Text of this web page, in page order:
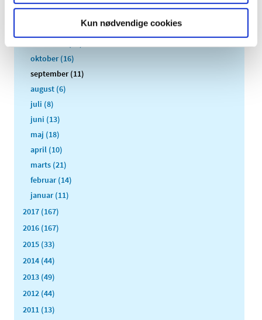
Kun nødvendige cookies
2018 (150)
oktober (16)
september (11)
august (6)
juli (8)
juni (13)
maj (18)
april (10)
marts (21)
februar (14)
januar (11)
2017 (167)
2016 (167)
2015 (33)
2014 (44)
2013 (49)
2012 (44)
2011 (13)